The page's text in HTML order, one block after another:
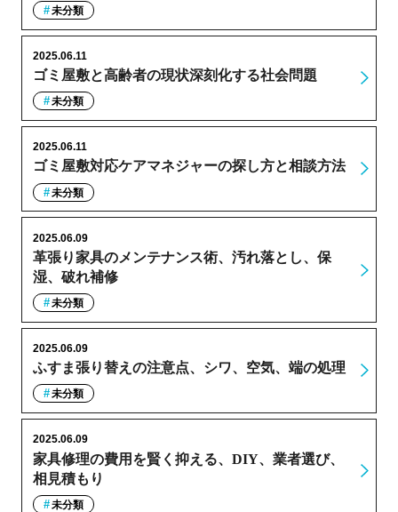
未分類
ゴミ屋敷と高齢者の現状深刻化する社会問題
2025.06.11
未分類
ゴミ屋敷対応ケアマネジャーの探し方と相談方法
2025.06.11
未分類
革張り家具のメンテナンス術、汚れ落とし、保
湿、破れ補修
2025.06.09
未分類
ふすま張り替えの注意点、シワ、空気、端の処理
2025.06.09
未分類
家具修理の費用を賢く抑える、DIY、業者選び、
相見積もり
2025.06.09
未分類